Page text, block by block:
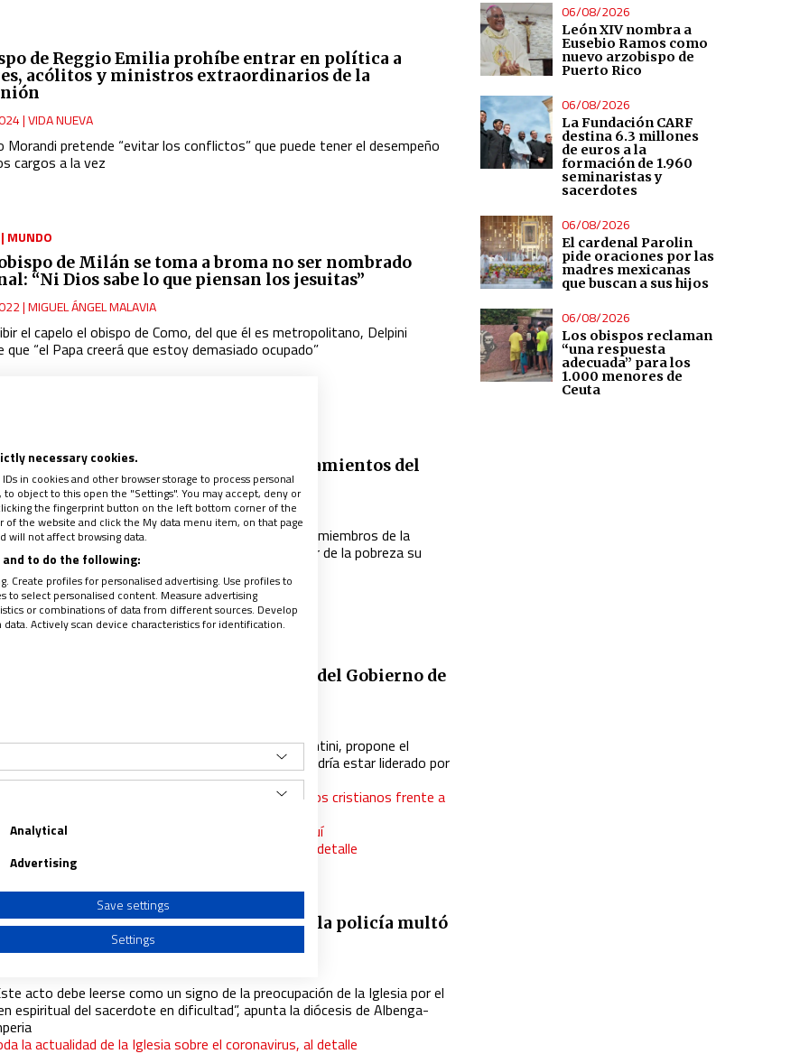
de Reggio Emilia prohíbe entrar en política a
acólitos y ministros extraordinarios de la
|VIDA NUEVA
Morandi pretende “evitar los conflictos” que puede tener el desempeño
cargos a la vez
MUNDO
de Milán se toma a broma no ser nombrado
“Ni Dios sabe lo que piensan los jesuitas”
|MIGUEL ÁNGEL MALAVIA
el capelo el obispo de Como, del que él es metropolitano, Delpini
que “el Papa creerá que estoy demasiado ocupado”
del obispo’: los mandamientos del
los pastores de la Iglesia
|DARÍO MENOR (ROMA)
repartió ayer una cuartilla en su encuentro con los miembros de la
Episcopal Italiana que insta a los prelados “hacer de la pobreza su
y “no encerrarse en los palacios del poder”
italianos apoyan la continuidad del Gobierno de
de Campobasso-Bojano, Giancarlo Bregantini, propone el
de un “partido de vocación católica” que podría estar liderado por
primer ministro
el martes 19 de enero a la conferencia online ‘Los cristianos frente a
saberlo todo sobre ‘Fratelli Tutti’? Pincha aquí
la actualidad de la Iglesia sobre el coronavirus, al detalle
italiano suspende a un cura al que la policía multó
de cocaína
acto debe leerse como un signo de la preocupación de la Iglesia por el
espiritual del sacerdote en dificultad”, apunta la diócesis de Albenga-
la actualidad de la Iglesia sobre el coronavirus, al detalle
06/08/2026
León XIV nombra a
Eusebio Ramos como
nuevo arzobispo de
Puerto Rico
06/08/2026
La Fundación CARF
destina 6.3 millones
de euros a la
formación de 1.960
seminaristas y
sacerdotes
06/08/2026
El cardenal Parolin
pide oraciones por las
madres mexicanas
que buscan a sus hijos
06/08/2026
Los obispos reclaman
“una respuesta
adecuada” para los
1.000 menores de
Ceuta
necessary cookies.
in cookies and other browser storage to process personal
object to this open the "Settings". You may accept, deny or
the fingerprint button on the left bottom corner of the
the website and click the My data menu item, on that page
will not affect browsing data.
to do the following:
Create profiles for personalised advertising. Use profiles to
to select personalised content. Measure advertising
or combinations of data from different sources. Develop
Actively scan device characteristics for identification.
from different sources
Analytical
Advertising
Save settings
Settings